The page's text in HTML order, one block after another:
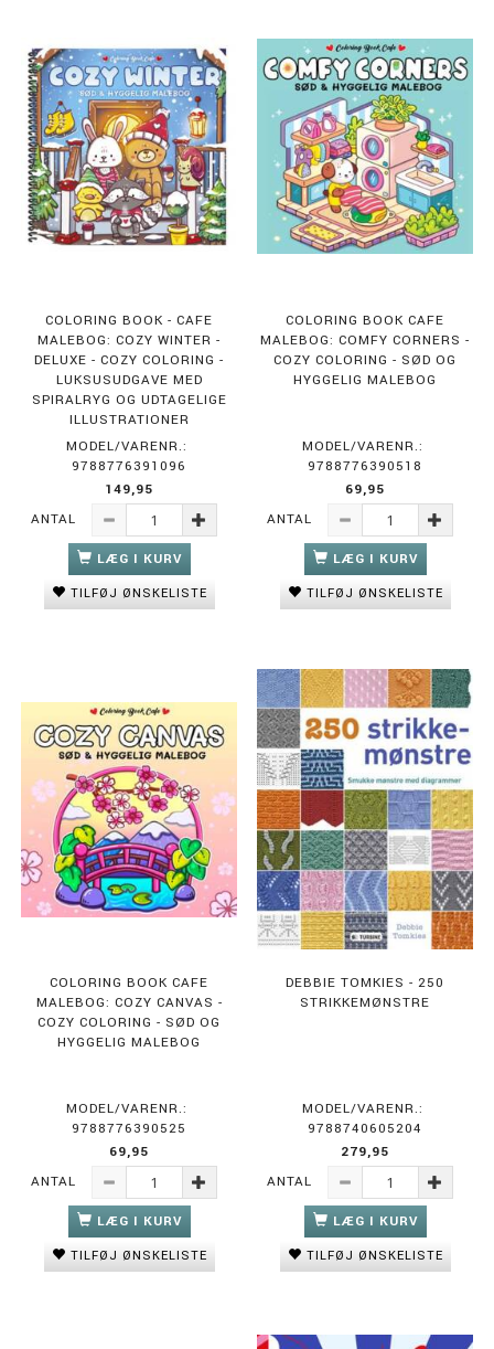
COLORING BOOK - CAFE
MALEBOG: COZY WINTER -
DELUXE - COZY COLORING -
LUKSUSUDGAVE MED
SPIRALRYG OG UDTAGELIGE
ILLUSTRATIONER
MODEL/VARENR.:
9788776391096
149,95
ANTAL
LÆG I KURV
TILFØJ ØNSKELISTE
COLORING BOOK CAFE
MALEBOG: COMFY CORNERS -
COZY COLORING - SØD OG
HYGGELIG MALEBOG
MODEL/VARENR.:
9788776390518
69,95
ANTAL
LÆG I KURV
TILFØJ ØNSKELISTE
COLORING BOOK CAFE
MALEBOG: COZY CANVAS -
COZY COLORING - SØD OG
HYGGELIG MALEBOG
MODEL/VARENR.:
9788776390525
69,95
ANTAL
LÆG I KURV
TILFØJ ØNSKELISTE
DEBBIE TOMKIES - 250
STRIKKEMØNSTRE
MODEL/VARENR.:
9788740605204
279,95
ANTAL
LÆG I KURV
TILFØJ ØNSKELISTE